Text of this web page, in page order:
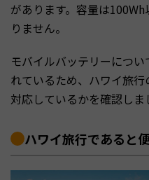
があります。容量は
りません。
モバイルバッテリーにつ
れているため、ハワイ旅
対応しているかを確認しま
ハワイ旅行であると